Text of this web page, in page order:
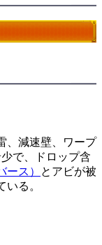
、減速壁、ワープ
で、ドロップ含
ース）
とアビが被
る。